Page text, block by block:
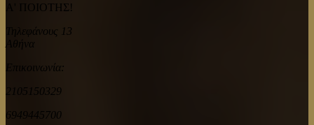
Α' ΠΟΙΟΤΗΣ!
Τηλεφάνους 13
Αθήνα
Επικοινωνία:
2105150329
6949445700